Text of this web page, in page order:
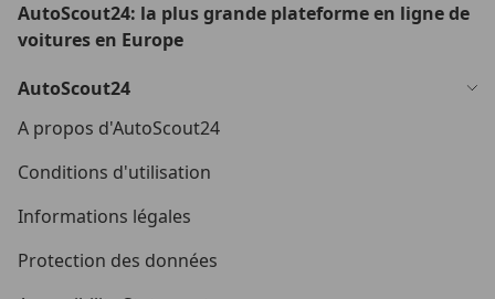
AutoScout24: la plus grande plateforme en ligne de
voitures en Europe
AutoScout24
A propos d'AutoScout24
Conditions d'utilisation
Informations légales
Protection des données